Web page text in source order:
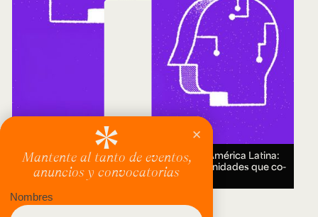
Encuentro Humanidades Digitales en América Latina:
genealogías, conocimiento abierto y comunidades que co-
crean.18 AUG 2026.